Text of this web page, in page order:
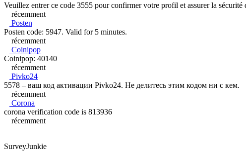
Veuillez entrer ce code 3555 pour confirmer votre profil et assurer la sécurité
récemment
Posten
Posten code: 5947. Valid for 5 minutes.
récemment
Coinipop
Coinipop: 40140
récemment
Pivko24
5578 – ваш код активации Pivko24. Не делитесь этим кодом ни с кем.
récemment
Corona
corona verification code is 813936
récemment
SurveyJunkie